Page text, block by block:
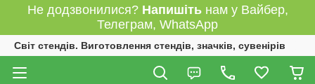
Не додзвонилися? Напишітьнам у Вайбер,
Телеграм, WhatsApp
Світ стендів. Виготовлення стендів, значків, сувенірів